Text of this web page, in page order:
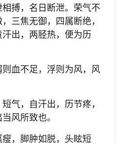
搏，名日断泄。荣气不
三焦无御，四属断绝，
出，两胫热，便为历
血不足，浮则为风，风
气，自汗出，历节疼，
风所致也。
，脚肿如脱，头眩短